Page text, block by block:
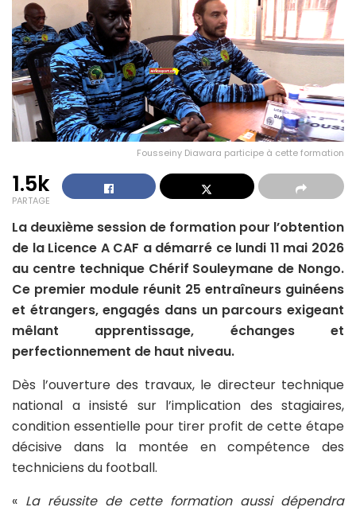
Fousseiny Diawara participe à cette formation
1.5k
PARTAGE
La deuxième session de formation pour l’obtention
de la Licence A CAF a démarré ce lundi 11 mai 2026
au centre technique Chérif Souleymane de Nongo.
Ce premier module réunit 25 entraîneurs guinéens
et étrangers, engagés dans un parcours exigeant
mêlant apprentissage, échanges et
perfectionnement de haut niveau.
Dès l’ouverture des travaux, le directeur technique
national a insisté sur l’implication des stagiaires,
condition essentielle pour tirer profit de cette étape
décisive dans la montée en compétence des
techniciens du football.
« La réussite de cette formation aussi dépendra